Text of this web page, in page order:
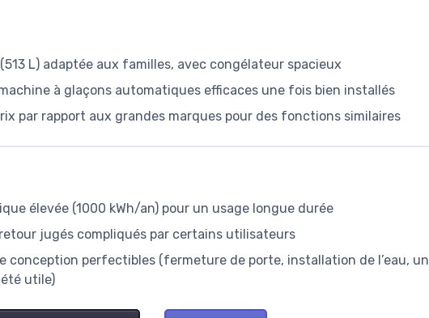
L) adaptée aux familles, avec congélateur spacieux
à glaçons automatiques efficaces une fois bien installés
par rapport aux grandes marques pour des fonctions similaires
élevée (1000 kWh/an) pour un usage longue durée
jugés compliqués par certains utilisateurs
conception perfectibles (fermeture de porte, installation de l’eau, un
utile)